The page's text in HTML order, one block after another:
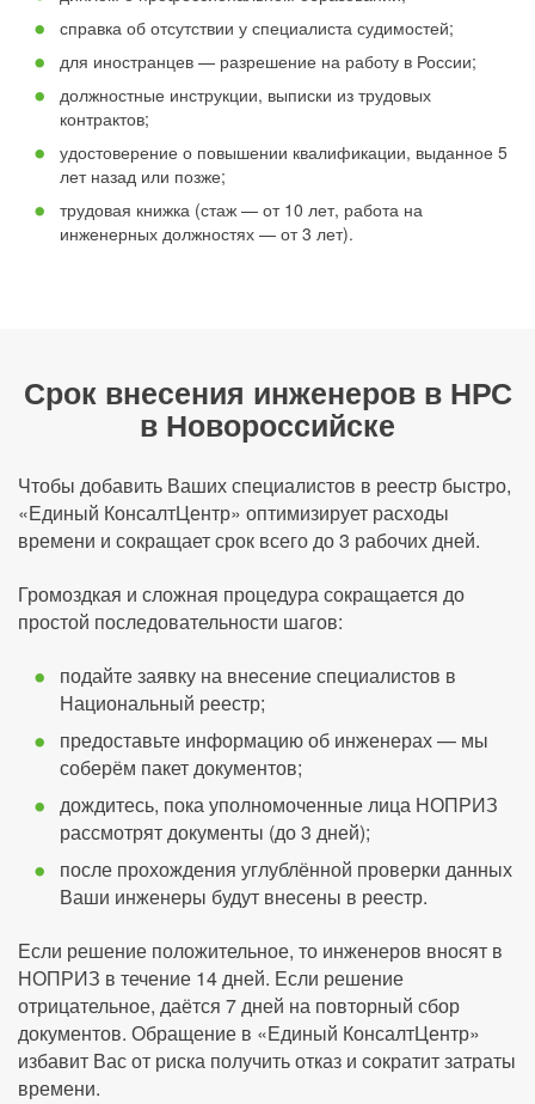
справка об отсутствии у специалиста судимостей;
для иностранцев — разрешение на работу в России;
должностные инструкции, выписки из трудовых
контрактов;
удостоверение о повышении квалификации, выданное 5
лет назад или позже;
трудовая книжка (стаж — от 10 лет, работа на
инженерных должностях — от 3 лет).
Срок внесения инженеров в НРС
в Новороссийске
Чтобы добавить Ваших специалистов в реестр быстро,
«Единый КонсалтЦентр» оптимизирует расходы
времени и сокращает срок всего до 3 рабочих дней.
Громоздкая и сложная процедура сокращается до
простой последовательности шагов:
подайте заявку на внесение специалистов в
Национальный реестр;
предоставьте информацию об инженерах — мы
соберём пакет документов;
дождитесь, пока уполномоченные лица НОПРИЗ
рассмотрят документы (до 3 дней);
после прохождения углублённой проверки данных
Ваши инженеры будут внесены в реестр.
Если решение положительное, то инженеров вносят в
НОПРИЗ в течение 14 дней. Если решение
отрицательное, даётся 7 дней на повторный сбор
документов. Обращение в «Единый КонсалтЦентр»
избавит Вас от риска получить отказ и сократит затраты
времени.